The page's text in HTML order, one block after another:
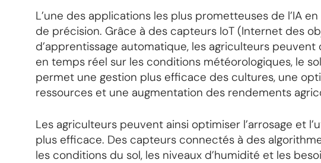
L’une des applications les plus prometteuses de l’IA
de précision. Grâce à des capteurs IoT (Internet des
d’apprentissage automatique, les agriculteurs
en temps réel sur les conditions météorologiques, le
permet une gestion plus efficace des cultures, une
ressources et une augmentation des rendements
Les agriculteurs peuvent ainsi optimiser l’arrosage et
plus efficace. Des capteurs connectés à des
les conditions du sol, les niveaux d’humidité et les